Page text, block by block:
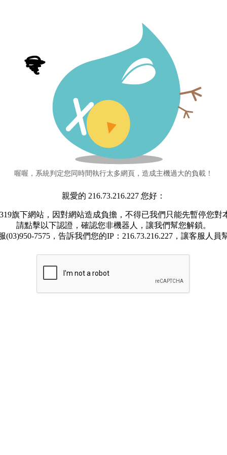
喔喔，系統判定您同時間執行太多網頁，造成主機過大的負載！
親愛的 216.73.216.227 您好：
旗下網站，因對網站造成負擔，不得已我們只能先暫停您對
請點擊以下認證，確認您非機器人，讓我們幫您解鎖。
(03)950-7575，告訴我們您的IP：216.73.216.227，讓客服人員